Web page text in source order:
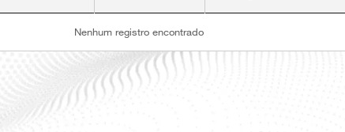
Nenhum registro encontrado